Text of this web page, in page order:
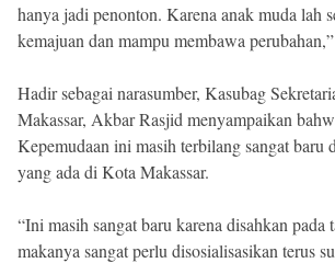
hanya jadi penonton. Karena anak muda lah
kemajuan dan mampu membawa
Hadir sebagai narasumber, Kasubag
Makassar, Akbar Rasjid menyampaikan
Kepemudaan ini masih terbilang sangat baru
yang ada di Kota Makassar.
“Ini masih sangat baru karena disahkan pada
makanya sangat perlu disosialisasikan terus